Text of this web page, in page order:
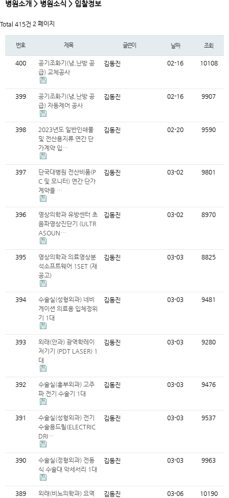
병원소개 > 병원소식 > 입찰정보
Total 415건 2 페이지
번호 제목 글쓴이 날짜 조회
400
공기조화기(냉,난방 공
급) 교체공사
김동진 02-16 10108
399
공기조화기(냉,난방 공
급) 자동제어 공사
김동진 02-16 9907
398
2023년도 일반인쇄물
및 전산용지류 연간 단
가계약 입…
김동진 02-20 9590
397
단국대병원 전산비품(P
C 및 모니터) 연간 단가
계약을 …
김동진 03-02 9801
396
영상의학과 유방센터 초
음파영상진단기 (ULTR
ASOUN…
김동진 03-02 8970
395
영상의학과 의료영상분
석소프트웨어 1SET (재
공고)
김동진 03-03 8825
394
수술실(성형외과) 네비
게이션 의료용 입체정위
기 1대
김동진 03-03 9481
393
외래(안과) 광역학레이
저기기 (PDT LASER) 1
대
김동진 03-03 9280
392
수술실(흉부외과) 고주
파 전기 수술기 1대
김동진 03-03 9476
391
수술실(성형외과) 전기
수술용드릴(ELECTRIC
DRI…
김동진 03-03 9537
390
수술실(정형외과) 전동
식 수술대 악세서리 1대
김동진 03-03 9963
389
외래(비뇨의학과) 요역
김동진 03-06 10190